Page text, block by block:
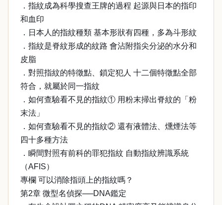
．指紋成為科學搜查王牌的過程 起源與日本的指印
和血印
．日本人的指紋種類 基本形狀有四種，多為斗形紋
．指紋是脊紋形成的紋路 會沾附指尖分泌的水分和
皮脂
．對照指紋的特徵點、鎖定犯人 十二個特徵點全部
符合，就屬於同一指紋
．如何查驗看不見的指紋① 用粉末掃出脊紋的「粉
末法」
．如何查驗看不見的指紋② 還有液體法、燻煙法等
四十多種方法
．瞬間對照有前科的罪犯指紋 自動指紋辨識系統
（AFIS）
專欄 可以消除指頭上的指紋嗎？
第2章 微型名偵探──DNA鑑定